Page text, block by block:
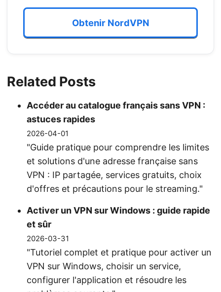
Obtenir NordVPN
Related Posts
Accéder au catalogue français sans VPN :
astuces rapides
2026-04-01
"Guide pratique pour comprendre les limites
et solutions d'une adresse française sans
VPN : IP partagée, services gratuits, choix
d'offres et précautions pour le streaming."
Activer un VPN sur Windows : guide rapide
et sûr
2026-03-31
"Tutoriel complet et pratique pour activer un
VPN sur Windows, choisir un service,
configurer l'application et résoudre les